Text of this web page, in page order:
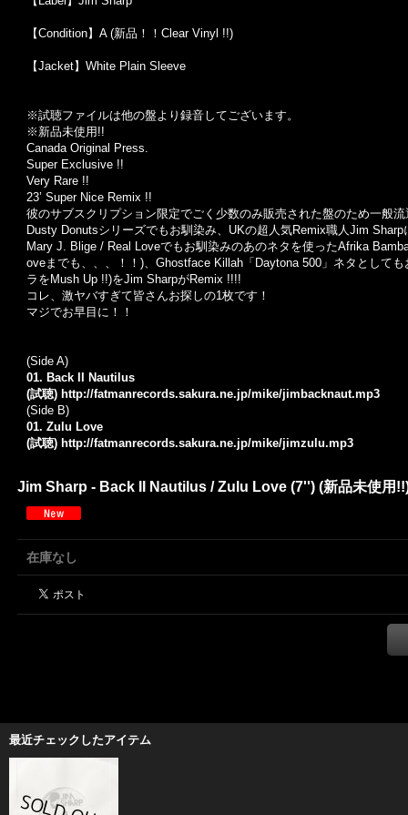
【Condition】A (新品！！Clear Vinyl !!)
【Jacket】White Plain Sleeve
※試聴ファイルは他の盤より録音してございます。
※ 新品未使用 !!
Canada Original Press.
Super Exclusive !!
Very Rare !!
23’ Super Nice Remix !!
彼のサブスクリプション限定でごく少数のみ販売された盤のため一般
Dusty Donutsシリーズでもお馴染み、 UKの超人気Remix職人Jim Sharp
Mary J. Blige / Real Loveでもお馴染みのあのネタを使ったAfrika
oveまでも、、、！！ )、 Ghostface Killah 「 Daytona 500 」ネタとして
ラを Mush Up !!)をJim SharpがRemix !!!!
コレ、激ヤバすぎて皆さんお探しの1枚です！
マジでお早目に！！
(Side A)
01. Back II Nautilus
(試聴) http://fatmanrecords.sakura.ne.jp/mike/jimbacknaut.mp3
(Side B)
01. Zulu Love
(試聴) http://fatmanrecords.sakura.ne.jp/mike/jimzulu.mp3
Jim Sharp - Back II Nautilus / Zulu Love (7'') (新品未使用
在庫なし
最近チェックしたアイテム